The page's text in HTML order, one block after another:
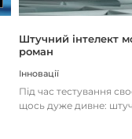
Штучний інтелект
роман
Інновації
Під час тестування
щось дуже дивне: